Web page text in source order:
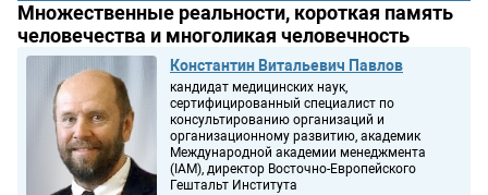
Множественные реальности, короткая память
человечества и многоликая человечность
Константин Витальевич Павлов
кандидат медицинских наук,
сертифицированный специалист по
консультированию организаций и
организационному развитию, академик
Международной академии менеджмента
(IAM), директор Восточно-Европейского
Гештальт Института